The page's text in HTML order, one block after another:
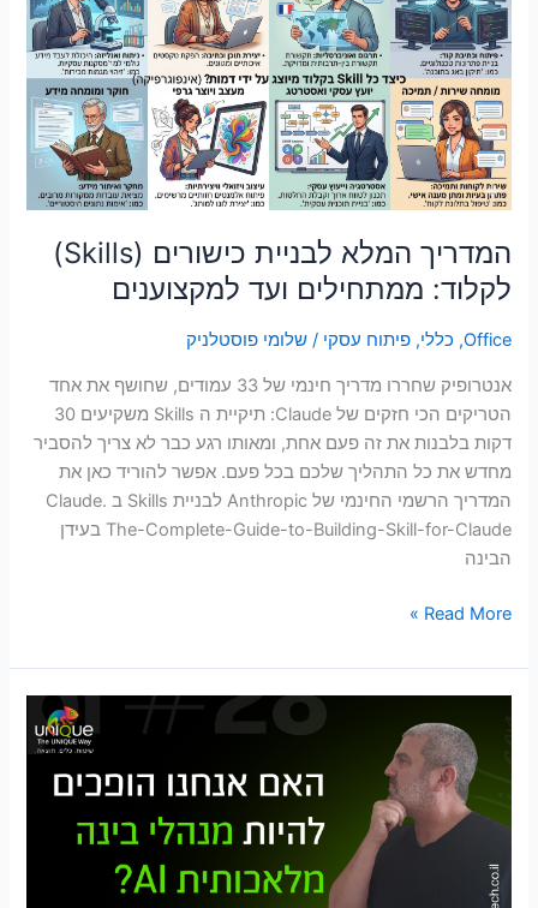
המדריך המלא לבניית כישורים (Skills)
לקלוד: ממתחילים ועד למקצוענים
Office
, כללי,פיתוח עסקי /שלומי פוסטלניק
אנטרופיק שחררו מדריך חינמי של 33 עמודים, שחושף את אחד
הטריקים הכי חזקים של Claude: תיקיית ה Skills משקיעים 30
דקות בלבנות את זה פעם אחת, ומאותו רגע כבר לא צריך להסביר
מחדש את כל התהליך שלכם בכל פעם. אפשר להוריד כאן את
המדריך הרשמי החינמי של Anthropic לבניית Skills ב Claude.
The-Complete-Guide-to-Building-Skill-for-Claude בעידן
הבינה
לבניית
כישורים
(Skills)
לקלוד:
ממתחילים
ועד
למקצוענים
Read More »
האוטונומי:
שמשנה